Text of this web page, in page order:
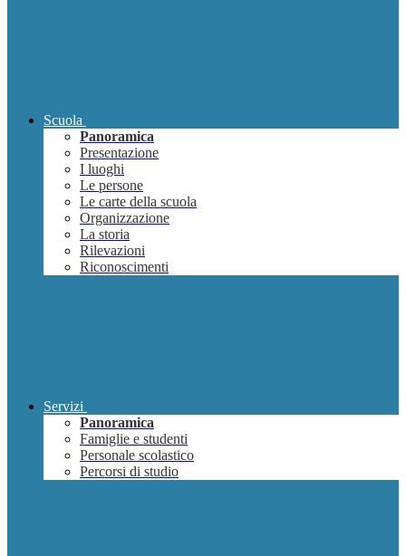
Scuola
Panoramica
Presentazione
I luoghi
Le persone
Le carte della scuola
Organizzazione
La storia
Rilevazioni
Riconoscimenti
Servizi
Panoramica
Famiglie e studenti
Personale scolastico
Percorsi di studio